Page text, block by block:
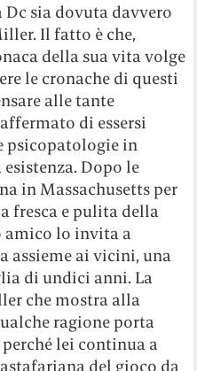
sia dovuta davvero
Il fatto è che,
della sua vita volge
le cronache di questi
alle tante
di essersi
psicopatologie in
Dopo le
in Massachusetts per
fresca e pulita della
amico lo invita a
assieme ai vicini, una
di undici anni. La
che mostra alla
ragione porta
lei continua a
del gioco da